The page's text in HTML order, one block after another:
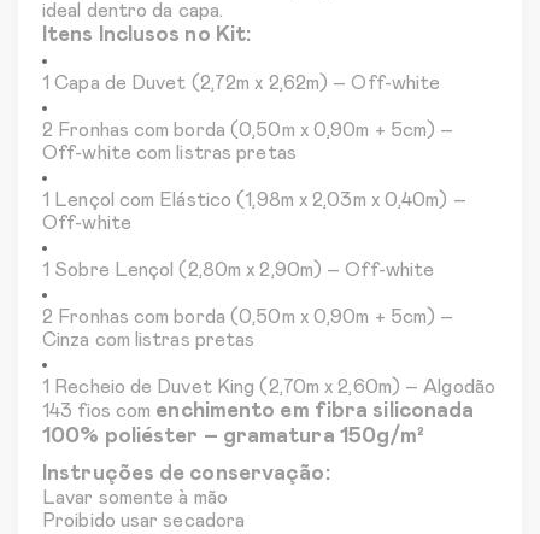
ideal dentro da capa.
Itens Inclusos no Kit:
1 Capa de Duvet (2,72m x 2,62m) – Off-white
2 Fronhas com borda (0,50m x 0,90m + 5cm) –
Off-white com listras pretas
1 Lençol com Elástico (1,98m x 2,03m x 0,40m) –
Off-white
1 Sobre Lençol (2,80m x 2,90m) – Off-white
2 Fronhas com borda (0,50m x 0,90m + 5cm) –
Cinza com listras pretas
1 Recheio de Duvet King (2,70m x 2,60m) – Algodão
143 fios com enchimento em fibra siliconada
100% poliéster – gramatura 150g/m²
Instruções de conservação:
Lavar somente à mão
Proibido usar secadora